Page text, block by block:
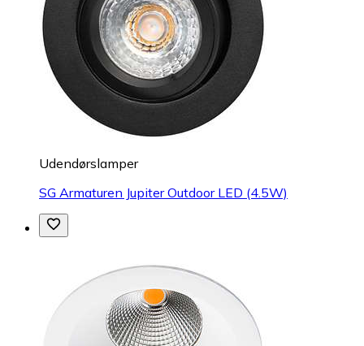
Udendørslamper
SG Armaturen Jupiter Outdoor LED (4.5W)